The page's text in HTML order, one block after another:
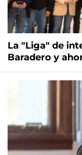
La "Liga" de
Baradero y